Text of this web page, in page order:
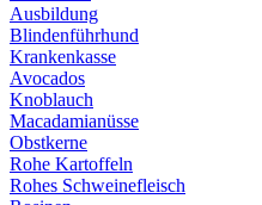
Ausbildung
Blindenführhund
Krankenkasse
Avocados
Knoblauch
Macadamianüsse
Obstkerne
Rohe Kartoffeln
Rohes Schweinefleisch